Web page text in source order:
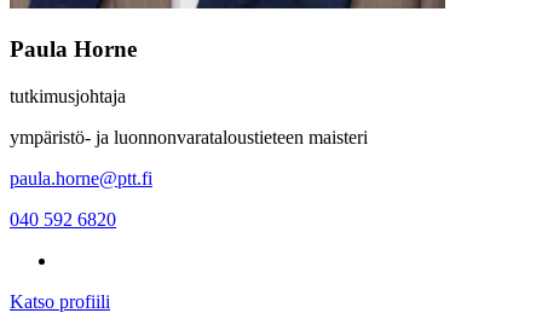
Paula Horne
tutkimusjohtaja
ympäristö- ja luonnonvarataloustieteen maisteri
paula.horne@ptt.fi
040 592 6820
Katso profiili